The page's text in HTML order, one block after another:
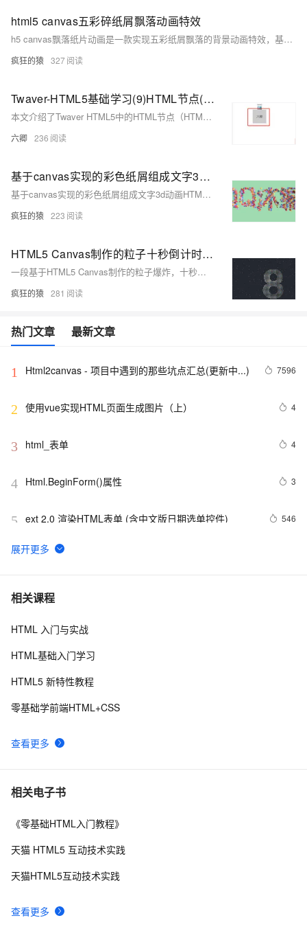
html5 canvas五彩碎纸屑飘落动画特效
h5 canvas飘落纸片动画是一款实现五彩纸屑飘落的背景动画特效，基于canvas绘制的空中飘落的纸屑片动画特效，适用于网页动态背景效果代码。简单使用，欢迎下载！代码适用浏览器：搜狗、360、FireFox(建议)、Chrome、Safari、Opera、傲游、世界之窗，是一款不错的的特效插件，希望大家喜欢！
疯狂的猿 327
Twaver-HTML5基础学习(9)HTML节点(HTMLNode)
本文介绍了Twaver HTML5中的HTML节点（HTMLNode），这是一种专门用于呈现HTML元素的网元。文章解释了HTMLNode如何继承自Node并具有所有Node的特点，以及如何通过setName()方法将HTML元素作为网元的LabelAttachment或者AlarmAttachment呈现。示例代码展示了如何在React组件中创建HTMLNode并添加HTML元素，以及如何自定义告警显示样式。
六卿 236
基于canvas实现的彩色纸屑组成文字3d动画HTML源码
基于canvas实现的彩色纸屑组成文字3d动画HTML源码
疯狂的猿 223
HTML5 Canvas制作的粒子十秒倒计时源码
一段基于HTML5 Canvas制作的粒子爆炸，十秒数字倒计时，全屏倒计时动画效果，给人一种非常大气的视觉感
疯狂的猿 281
热门文章 最新文章
1 Html2canvas - 项目中遇到的那些坑点汇总(更新中...) 7596
2 使用vue实现HTML页面生成图片（上） 4
3 html_表单 4
4 Html.BeginForm()属性 3
5 ext 2.0 渲染HTML表单 (含中文版日期选单控件) 546
6
《智能前端技术与实践》——第 2 章 前端开发基础 ——
7 html5手机网站需要加的那些meta/link标签，html5
8 【01】完成新年倒计时页面-蛇年新年快乐倒计时领取礼
html5+div+CSS+JavaScript-优雅草卓伊凡-做一条关于新
年的代码分享给你们-为了C站的分拼一下子
10IIS MIME类型问题(html5 video 本地打开可以，IIS打开
相关课程
查看更多
HTML 入门与实战
HTML基础入门学习
HTML5 新特性教程
零基础学前端HTML+CSS
相关电子书
查看更多
《零基础HTML入门教程》
天猫 HTML5 互动技术实践
天猫HTML5互动技术实践